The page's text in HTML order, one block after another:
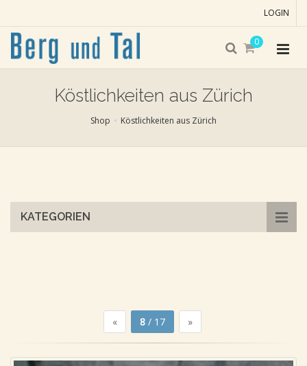
LOGIN
0
Köstlichkeiten aus Zürich
Shop Köstlichkeiten aus Zürich
KATEGORIEN
« 8/ 17 »